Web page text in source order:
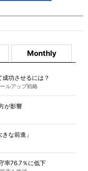
Monthly
功させるには？
ルアップ戦略
が影響
な前進」
率76.7％に低下